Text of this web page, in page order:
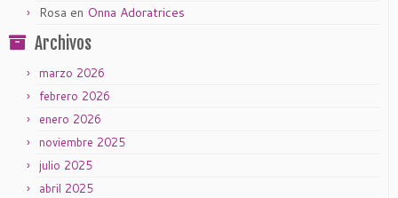
Rosa en Onna Adoratrices
Archivos
marzo 2026
febrero 2026
enero 2026
noviembre 2025
julio 2025
abril 2025